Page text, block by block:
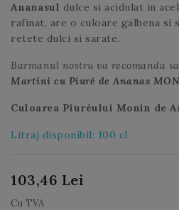
Ananasul dulce si acidulat in
rafinat, are o culoare galbena si
retete dulci si sarate.
Barmanul nostru va recomanda
Martini cu Piuré de Ananas
Culoarea Piuréului Monin de
Litraj disponibil: 100 cl
103,46 Lei
Cu TVA